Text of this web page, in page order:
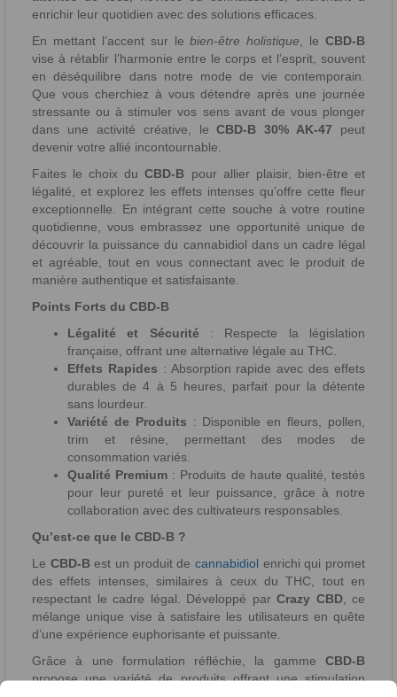
enrichir leur quotidien avec des solutions efficaces.
En mettant l’accent sur lebien-être holistique , le CBD-B
vise à rétablir l’harmonie entre le corps et l’esprit, souvent
en déséquilibre dans notre mode de vie contemporain.
Que vous cherchiez à vous détendre après une journée
stressante ou à stimuler vos sens avant de vous plonger
dans une activité créative, leCBD-B 30% AK-47 peut
devenir votre allié incontournable.
Faites le choix duCBD-B pour allier plaisir, bien-être et
légalité, et explorez les effets intenses qu’offre cette fleur
exceptionnelle. En intégrant cette souche à votre routine
quotidienne, vous embrassez une opportunité unique de
découvrir la puissance du cannabidiol dans un cadre légal
et agréable, tout en vous connectant avec le produit de
manière authentique et satisfaisante.
Points Forts du CBD-B
Légalité et Sécurité : Respecte la législation
française, offrant une alternative légale au THC.
Effets Rapides : Absorption rapide avec des effets
durables de 4 à 5 heures, parfait pour la détente
sans lourdeur.
Variété de Produits : Disponible en fleurs, pollen,
trim et résine, permettant des modes de
consommation variés.
Qualité Premium : Produits de haute qualité, testés
pour leur pureté et leur puissance, grâce à notre
collaboration avec des cultivateurs responsables.
Qu’est-ce que le CBD-B ?
Le CBD-Best un produit decannabidiol enrichi qui promet
des effets intenses, similaires à ceux du THC, tout en
respectant le cadre légal. Développé par Crazy CBD, ce
mélange unique vise à satisfaire les utilisateurs en quête
d’une expérience euphorisante et puissante.
Grâce à une formulation réfléchie, la gamme CBD-B
propose une variété de produits offrant une stimulation